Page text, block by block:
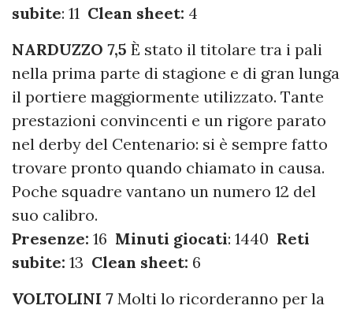
subite: 11 Clean sheet: 4
NARDUZZO 7,5 È stato il titolare tra i pali
nella prima parte di stagione e di gran lunga
il portiere maggiormente utilizzato. Tante
prestazioni convincenti e un rigore parato
nel derby del Centenario: si è sempre fatto
trovare pronto quando chiamato in causa.
Poche squadre vantano un numero 12 del
suo calibro.
Presenze: 16 Minuti giocati: 1440 Reti
subite: 13 Clean sheet: 6
VOLTOLINI 7 Molti lo ricorderanno per la